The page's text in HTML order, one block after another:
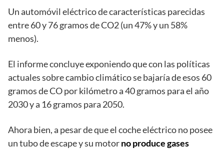
Un automóvil eléctrico de características parecidas
entre 60 y 76 gramos de CO2 (un 47% y un 58%
menos).
El informe concluye exponiendo que con las políticas
actuales sobre cambio climático se bajaría de esos 60
gramos de CO por kilómetro a 40 gramos para el año
2030 y a 16 gramos para 2050.
Ahora bien, a pesar de que el coche eléctrico no posee
un tubo de escape y su motorno produce gases